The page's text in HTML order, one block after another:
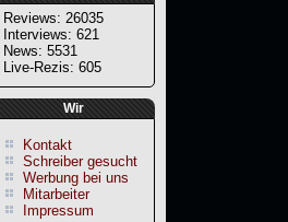
Reviews: 26035
Interviews: 621
News: 5531
Live-Rezis: 605
Wir
Kontakt
Schreiber gesucht
Werbung bei uns
Mitarbeiter
Impressum